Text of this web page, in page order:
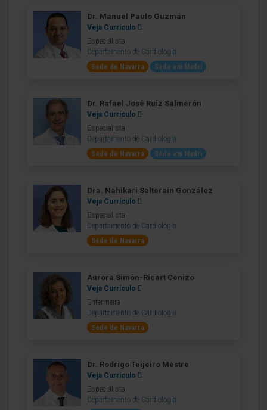
Dr. Manuel Paulo Guzmán
Veja Currículo
Especialista
Departamento de Cardiología
Sede de Navarra
Sede em Madri
Dr. Rafael José Ruiz Salmerón
Veja Currículo
Especialista
Departamento de Cardiología
Sede de Navarra
Sede em Madri
Dra. Nahikari Salterain González
Veja Currículo
Especialista
Departamento de Cardiología
Sede de Navarra
Aurora Simón-Ricart Cenizo
Veja Currículo
Enfermeira
Departamento de Cardiología
Sede de Navarra
Dr. Rodrigo Teijeiro Mestre
Veja Currículo
Especialista
Departamento de Cardiología